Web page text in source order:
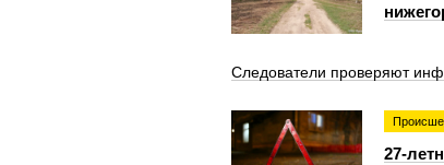
Следователи проверяют
27-